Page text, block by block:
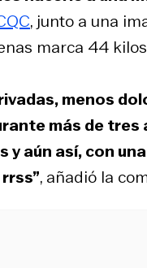
, junto a una
marca 44
menos
más de
aún así, con
, añadió la